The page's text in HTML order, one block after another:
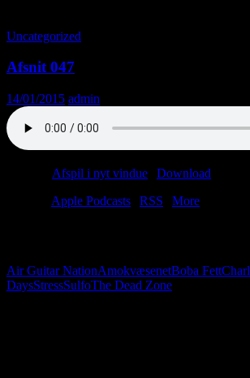
Uncategorized
Afsnit 047
14/01/2015 admin
Afspil i nyt vindue Download
Apple Podcasts RSS
More
Air Guitar NationAmokvæsenetBoba Fett
DaysStressSulfoThe Dead Zone